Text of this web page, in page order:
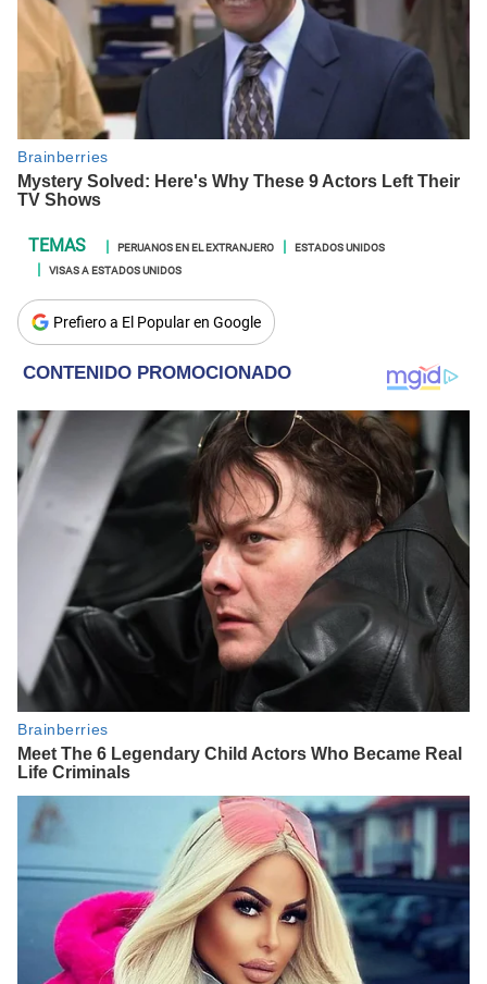
PERUANOS EN EL EXTRANJERO
ESTADOS UNIDOS
VISAS A ESTADOS UNIDOS
Prefiero a El Popular en Google